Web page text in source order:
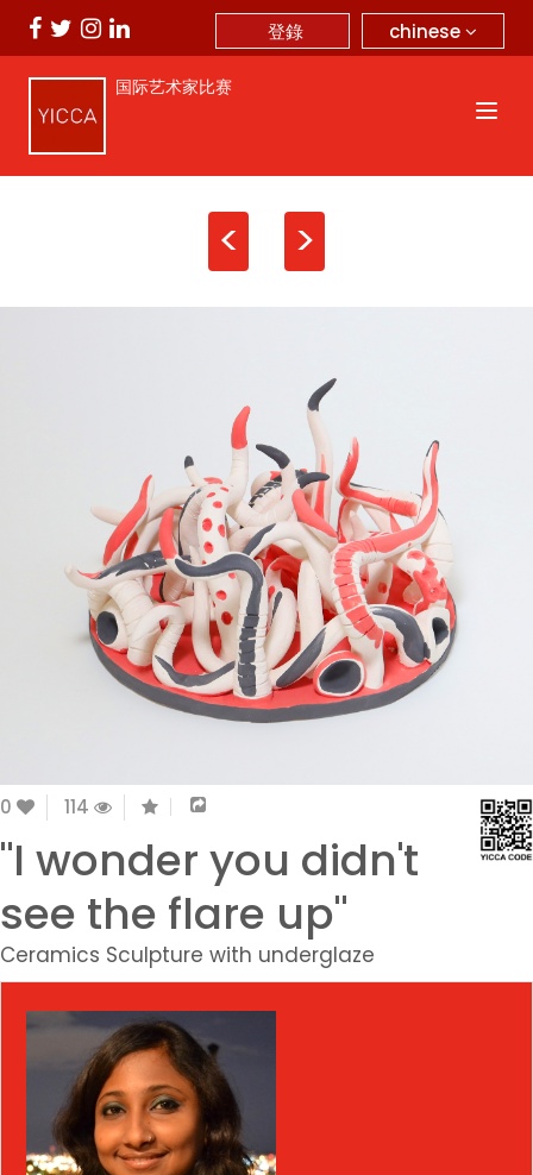
chinese
登錄
国际艺术家比赛
< >
0 114
"I wonder you didn't
see the flare up"
Ceramics Sculpture with underglaze